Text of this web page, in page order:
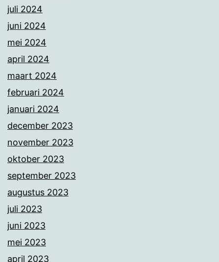
juli 2024
juni 2024
mei 2024
april 2024
maart 2024
februari 2024
januari 2024
december 2023
november 2023
oktober 2023
september 2023
augustus 2023
juli 2023
juni 2023
mei 2023
april 2023